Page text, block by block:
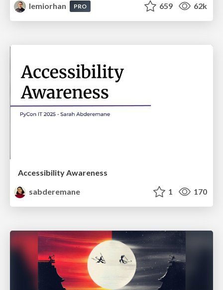
lemiorhan
PRO 659 62k
Accessibility Awareness
sabderemane
1 170